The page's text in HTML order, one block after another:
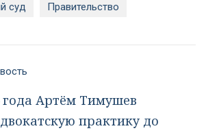
суд
Правительство
года Артём Тимушев
практику до